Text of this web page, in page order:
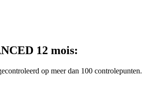
12 mois:
op meer dan 100 controlepunten.